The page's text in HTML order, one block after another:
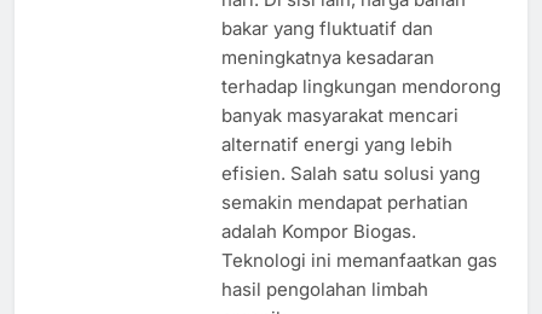
bakar yang fluktuatif dan
meningkatnya kesadaran
terhadap lingkungan mendorong
banyak masyarakat mencari
alternatif energi yang lebih
efisien. Salah satu solusi yang
semakin mendapat perhatian
adalah Kompor Biogas.
Teknologi ini memanfaatkan gas
hasil pengolahan limbah